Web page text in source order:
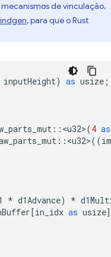
de vinculação,
, para que o Rust
inputHeight) as usize ;
:: <u32>(4 as
:: <u32>((
* d1Advance) *
[in_idx as usize